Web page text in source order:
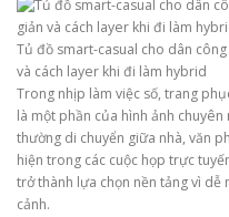
Tủ đồ smart-casual cho dân
và cách layer khi đi làm hybrid
Trong nhịp làm việc số, trang
là một phần của hình ảnh
thường di chuyển giữa nhà, văn
hiện trong các cuộc họp trực
trở thành lựa chọn nền tảng vì dễ
cảnh.